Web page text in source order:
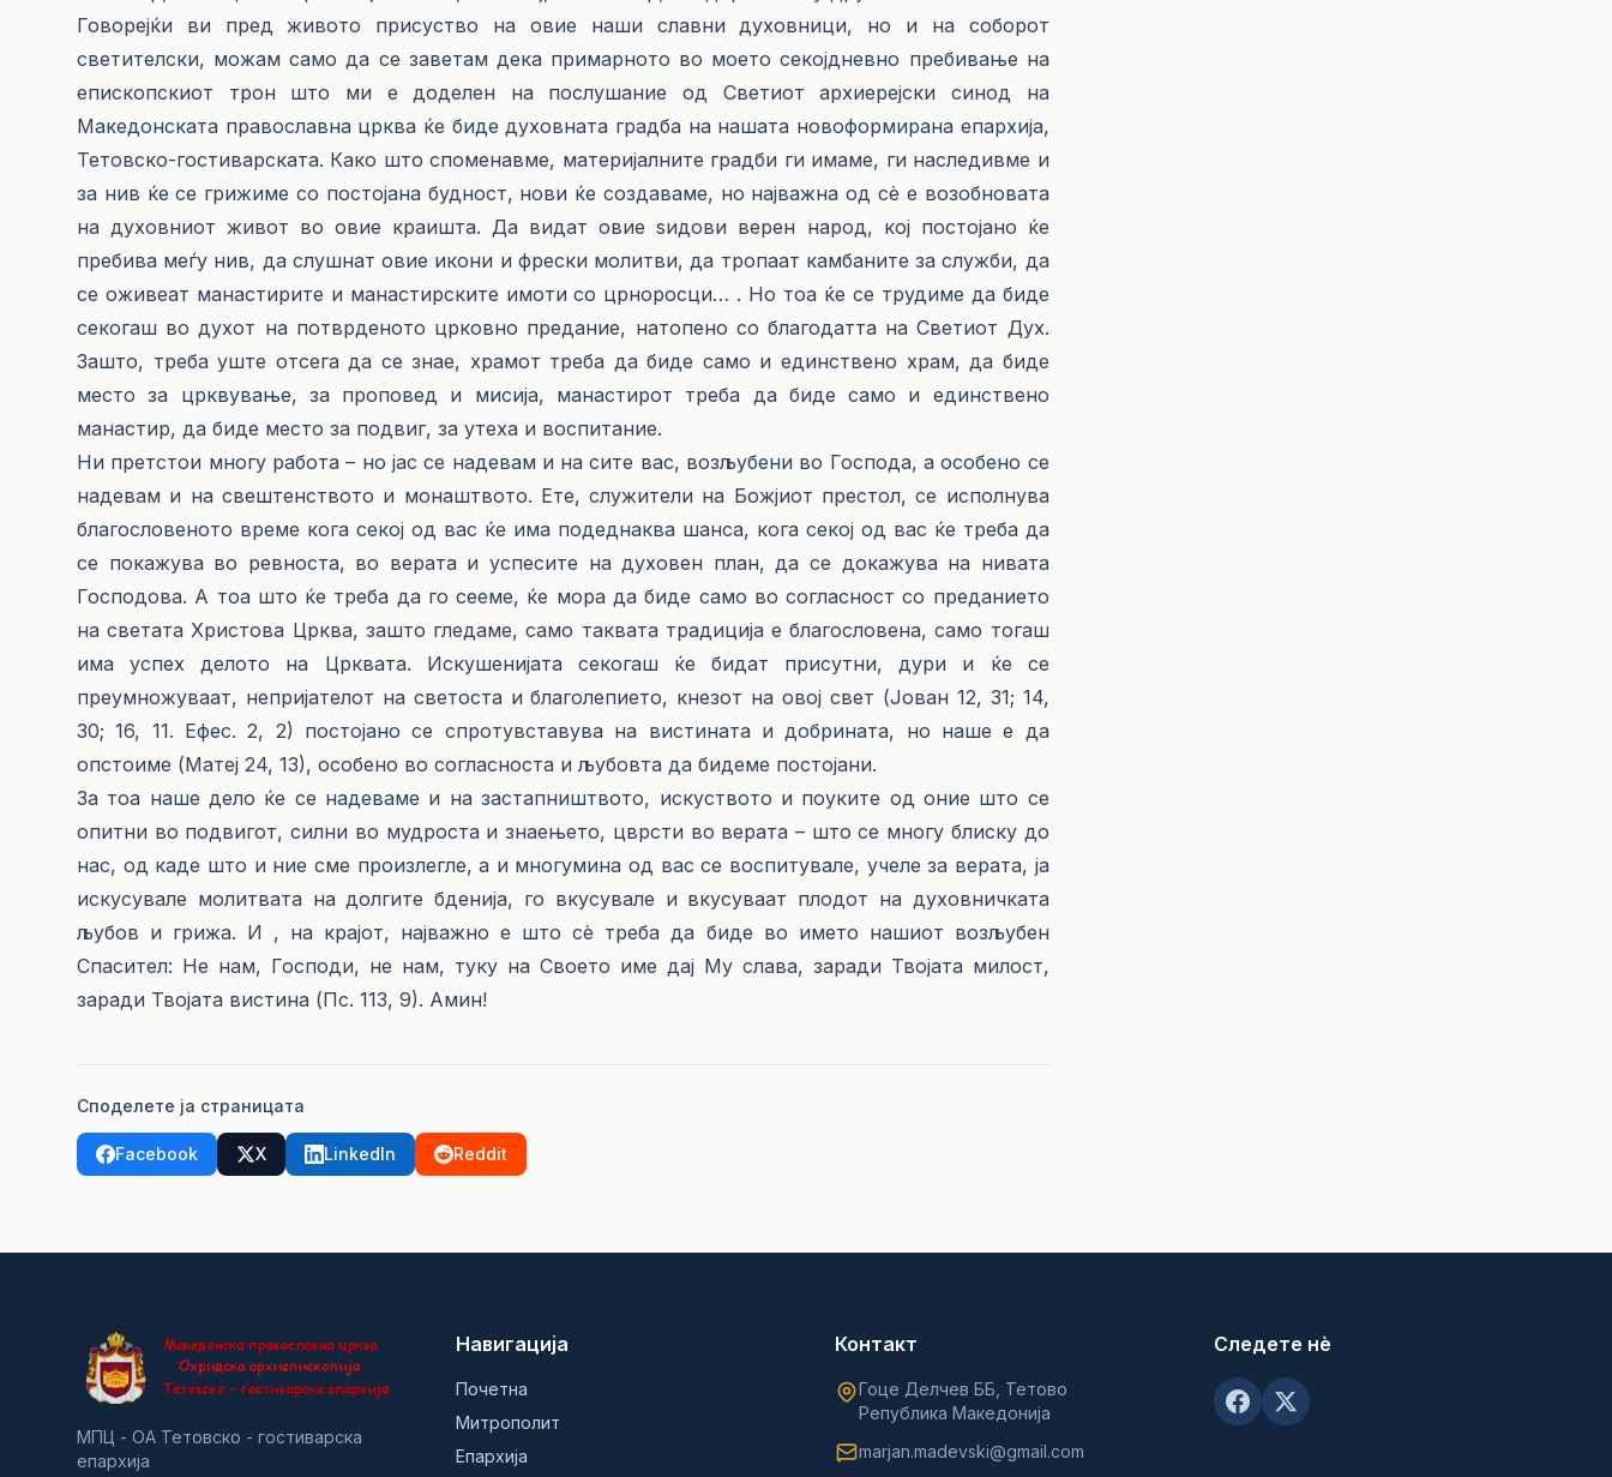
Говорејќи ви пред живото присуство на овие наши славни духовници, но и на соборот
светителски, можам само да се заветам дека примарното во моето секојдневно пребивање на
епископскиот трон што ми е доделен на послушание од Светиот архиерејски синод на
Македонската православна црква ќе биде духовната градба на нашата новоформирана епархија,
Тетовско-гостиварската. Како што споменавме, материјалните градби ги имаме, ги наследивме и
за нив ќе се грижиме со постојана будност, нови ќе создаваме, но најважна од сè е возобновата
на духовниот живот во овие краишта. Да видат овие ѕидови верен народ, кој постојано ќе
пребива меѓу нив, да слушнат овие икони и фрески молитви, да тропаат камбаните за служби, да
се оживеат манастирите и манастирските имоти со црноросци… . Но тоа ќе се трудиме да биде
секогаш во духот на потврденото црковно предание, натопено со благодатта на Светиот Дух.
Зашто, треба уште отсега да се знае, храмот треба да биде само и единствено храм, да биде
место за црквување, за проповед и мисија, манастирот треба да биде само и единствено
манастир, да биде место за подвиг, за утеха и воспитание.
Ни претстои многу работа – но јас се надевам и на сите вас, возљубени во Господа, а особено се
надевам и на свештенството и монаштвото. Ете, служители на Божјиот престол, се исполнува
благословеното време кога секој од вас ќе има подеднаква шанса, кога секој од вас ќе треба да
се покажува во ревноста, во верата и успесите на духовен план, да се докажува на нивата
Господова. А тоа што ќе треба да го сееме, ќе мора да биде само во согласност со преданието
на светата Христова Црква, зашто гледаме, само таквата традиција е благословена, само тогаш
има успех делото на Црквата. Искушенијата секогаш ќе бидат присутни, дури и ќе се
преумножуваат, непријателот на светоста и благолепието, кнезот на овој свет (Јован 12, 31; 14,
30; 16, 11. Ефес. 2, 2) постојано се спротувставува на вистината и добрината, но наше е да
опстоиме (Матеј 24, 13), особено во согласноста и љубовта да бидеме постојани.
За тоа наше дело ќе се надеваме и на застапништвото, искуството и поуките од оние што се
опитни во подвигот, силни во мудроста и знаењето, цврсти во верата – што се многу блиску до
нас, од каде што и ние сме произлегле, а и многумина од вас се воспитувале, учеле за верата, ја
искусувале молитвата на долгите бденија, го вкусувале и вкусуваат плодот на духовничката
љубов и грижа. И , на крајот, најважно е што сè треба да биде во името нашиот возљубен
Спасител: Не нам, Господи, не нам, туку на Своето име дај Му слава, заради Твојата милост,
заради Твојата вистина (Пс. 113, 9). Амин!
Споделете ја страницата
Facebook X LinkedIn Reddit
МПЦ - ОА Тетовско - гостиварска
епархија
Навигација
Почетна
Митрополит
Епархија
Контакт
Гоце Делчев ББ, Тетово
Република Македонија
marjan.madevski@gmail.com
Следете нè